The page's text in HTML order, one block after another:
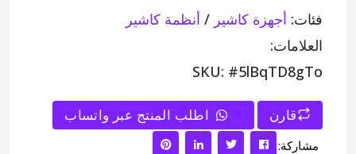
فئات: أجهزة كاشير / أنظمة كاشير
العلامات:
SKU: #5lBqTD8gTo
قارن اطلب المنتج عبر واتساب
مشاركة: